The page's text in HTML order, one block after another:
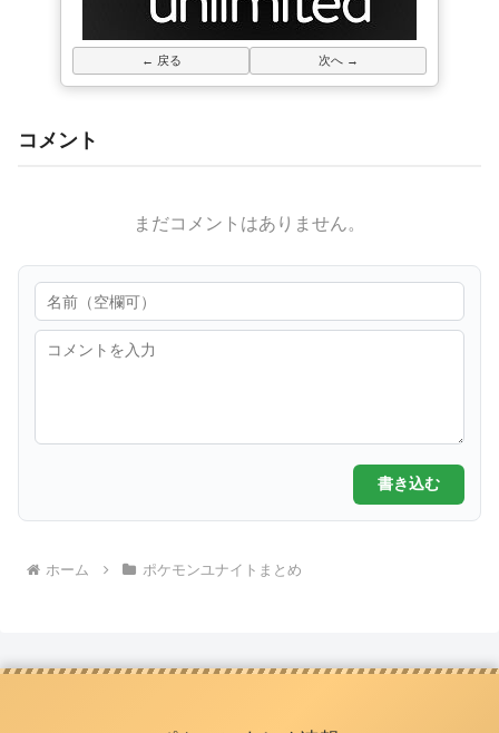
← 戻る 次へ →
コメント
まだコメントはありません。
書き込む
ホーム ポケモンユナイトまとめ